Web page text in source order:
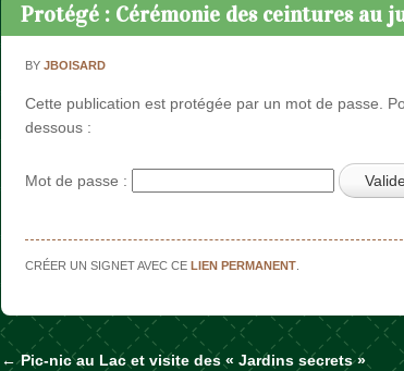
Protégé : Cérémonie des ceintures au
BYJBOISARD
Cette publication est protégée par un mot de passe.
dessous :
Mot de passe :
CRÉER UN SIGNET AVEC CELIEN PERMANENT
←Pic-nic au Lac et visite des « Jardins secrets »